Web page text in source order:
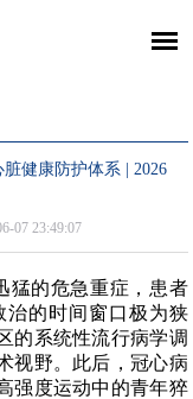
健康防护体系 | 2026
07 23:49:07
猛的危急重症，患者
治的时间窗口极为狭
的系统性流行病学调
视野。此后，冠心病
强度运动中的青年猝